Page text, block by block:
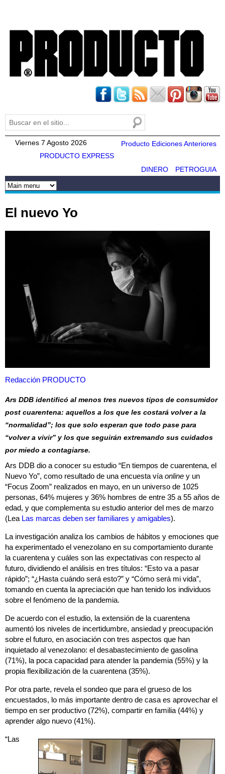
Formulario de búsqueda
Buscar
Viernes 7 Agosto 2026
Producto Ediciones Anteriores
PRODUCTO EXPRESS
PETROGUIA
DINERO
El nuevo Yo
Redacción PRODUCTO
Ars DDB identificó al menos tres nuevos tipos de consumidor
post cuarentena: aquellos a los que les costará volver a la
“normalidad”; los que solo esperan que todo pase para
“volver a vivir” y los que seguirán extremando sus cuidados
por miedo a contagiarse.
Ars DDB dio a conocer su estudio “En tiempos de cuarentena, el
Nuevo Yo”, como resultado de una encuesta vía online y un
“Focus Zoom” realizados en mayo, en un universo de 1025
personas, 64% mujeres y 36% hombres de entre 35 a 55 años de
edad, y que complementa su estudio anterior del mes de marzo
(Lea Las marcas deben ser familiares y amigables).
La investigación analiza los cambios de hábitos y emociones que
ha experimentado el venezolano en su comportamiento durante
la cuarentena y cuáles son las expectativas con respecto al
futuro, dividiendo el análisis en tres títulos: “Esto va a pasar
rápido”; “¿Hasta cuándo será esto?” y “Cómo será mi vida”,
tomando en cuenta la apreciación que han tenido los individuos
sobre el fenómeno de la pandemia.
De acuerdo con el estudio, la extensión de la cuarentena
aumentó los niveles de incertidumbre, ansiedad y preocupación
sobre el futuro, en asociación con tres aspectos que han
inquietado al venezolano: el desabastecimiento de gasolina
(71%), la poca capacidad para atender la pandemia (55%) y la
propia flexibilización de la cuarentena (35%).
Por otra parte, revela el sondeo que para el grueso de los
encuestados, lo más importante dentro de casa es aprovechar el
tiempo en ser productivo (72%), compartir en familia (44%) y
aprender algo nuevo (41%).
“Las